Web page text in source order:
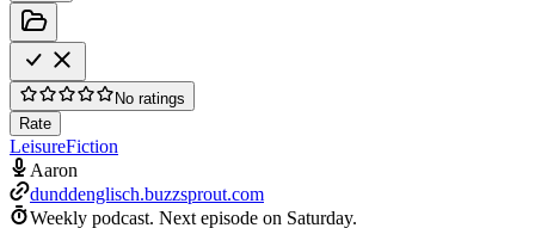
No ratings
Rate
LeisureFiction
Aaron
dunddenglisch.buzzsprout.com
Weekly podcast. Next episode on Saturday.